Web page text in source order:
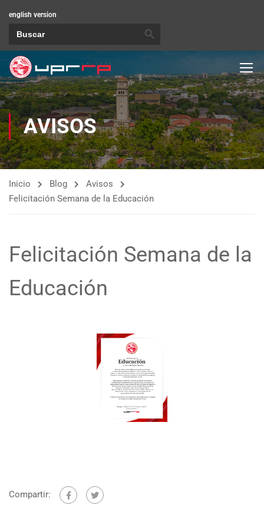
english version
AVISOS
Inicio Blog
Avisos
Felicitación Semana de la Educación
Felicitación Semana de la
Educación
Compartir: